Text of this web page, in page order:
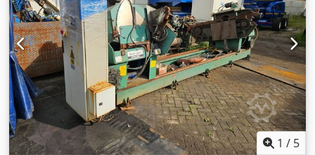
1 / 5